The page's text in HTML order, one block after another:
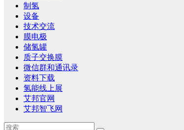
制氢
设备
技术交流
膜电极
储氢罐
质子交换膜
微信群和通讯录
资料下载
氢能线上展
艾邦官网
艾邦智飞网